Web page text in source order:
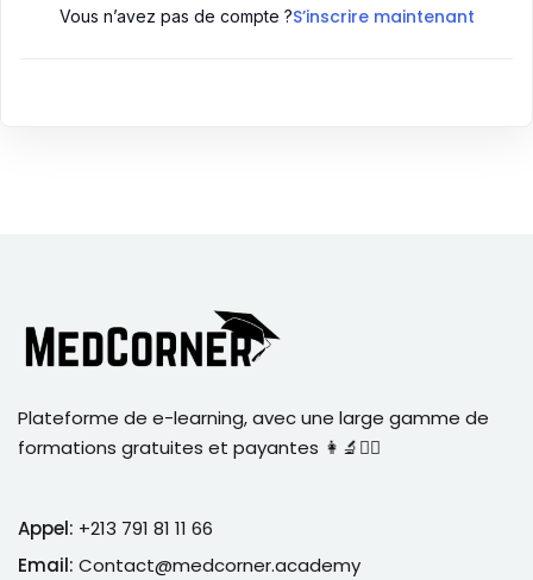
Vous n’avez pas de compte ?S’inscrire maintenant
Plateforme de e-learning, avec une large gamme de
formations gratuites et payantes 👩‍🔬👨‍⚕️
Appel: +213 791 81 11 66
Email: Contact@medcorner.academy